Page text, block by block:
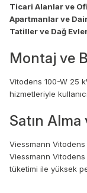
Ticari Alanlar ve
Apartmanlar ve
Tatiller ve Dağ
Montaj ve
Vitodens 100-W 25
hizmetleriyle
Satın
Viessmann Vitodens
Viessmann
tüketimi ile yüksek